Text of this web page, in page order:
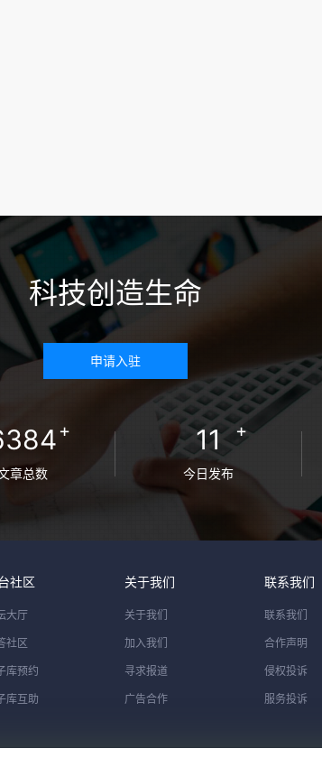
科技创造生命
申请入驻
+
章总数
11 +
今日发布
社区
大厅
社区
库预约
库互助
关于我们
关于我们
加入我们
寻求报道
广告合作
联系我们
联系我们
合作声明
侵权投诉
服务投诉